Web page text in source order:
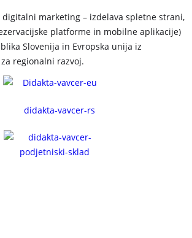
digitalni marketing – izdelava spletne strani,
platforme in mobilne aplikacije)
Slovenija in Evropska unija iz
regionalni razvoj.